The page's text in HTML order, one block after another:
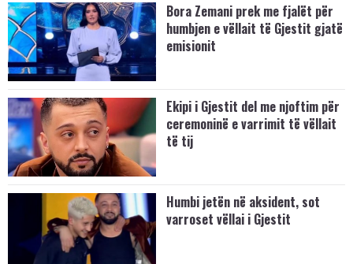
Bora Zemani prek me fjalët për
humbjen e vëllait të Gjestit gjatë
emisionit
Ekipi i Gjestit del me njoftim për
ceremoninë e varrimit të vëllait
të tij
Humbi jetën në aksident, sot
varroset vëllai i Gjestit